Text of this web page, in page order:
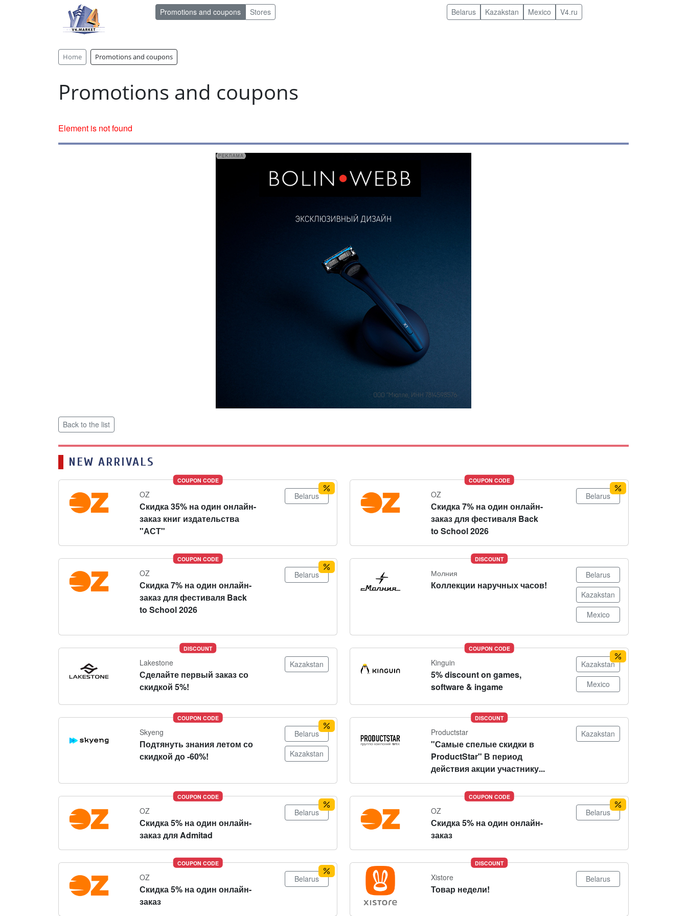
Promotions and coupons Stores Belarus Kazakstan Mexico V4.ru
Home Promotions and coupons
Promotions and coupons
Element is not found
Back to the list
NEW ARRIVALS
COUPON CODE
OZ
Скидка 35% на один онлайн-
заказ книг издательства
"АСТ"
Belarus
COUPON CODE
OZ
Скидка 7% на один онлайн-
заказ для фестиваля Back
to School 2026
Belarus
COUPON CODE
OZ
Скидка 7% на один онлайн-
заказ для фестиваля Back
to School 2026
Belarus
DISCOUNT
Молния
Коллекции наручных часов!
Belarus
Kazakstan
Mexico
DISCOUNT
Lakestone
Сделайте первый заказ со
скидкой 5%!
Kazakstan
COUPON CODE
Kinguin
5% discount on games,
software & ingame
Kazakstan
Mexico
COUPON CODE
Skyeng
Подтянуть знания летом со
скидкой до -60%!
Belarus
Kazakstan
DISCOUNT
Productstar
"Самые спелые скидки в
ProductStar" В период
действия акции участнику...
Kazakstan
COUPON CODE
OZ
Скидка 5% на один онлайн-
заказ для Admitad
Belarus
COUPON CODE
OZ
Скидка 5% на один онлайн-
заказ
Belarus
COUPON CODE
OZ
Скидка 5% на один онлайн-
заказ
Belarus
DISCOUNT
Xistore
Товар недели!
Belarus